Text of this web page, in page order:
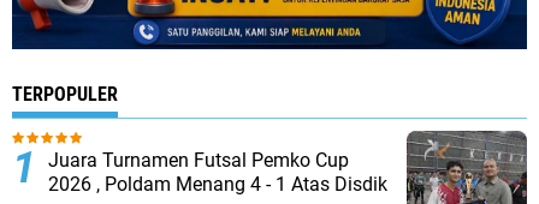
TERPOPULER
Juara Turnamen Futsal Pemko Cup
2026 , Poldam Menang 4 - 1 Atas Disdik